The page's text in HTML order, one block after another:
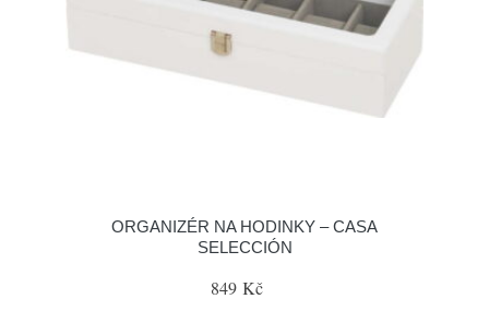
ORGANIZÉR NA HODINKY – CASA
SELECCIÓN
849 Kč